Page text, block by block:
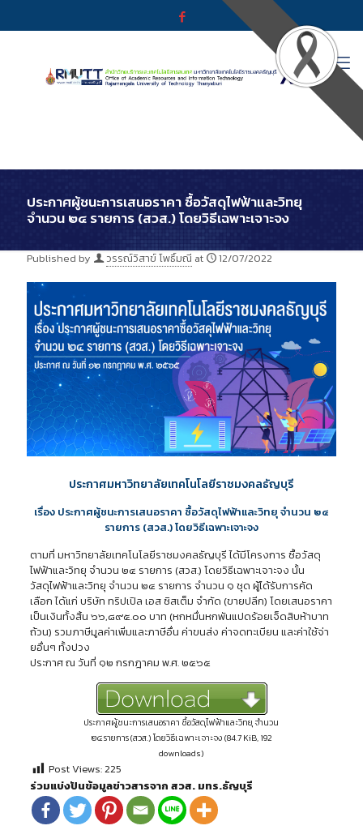
ประกาศผู้ชนะการเสนอราคา ซื้อวัสดุไฟฟ้าและวิทยุ
จำนวน ๒๔ รายการ (สวส.) โดยวิธีเฉพาะเจาะจง
Published by วรรณ์วิสาข์ โพธิ์มณี at 12/07/2022
ประกาศมหาวิทยาลัยเทคโนโลยีราชมงคลธัญบุรี
เรื่อง ประกาศผู้ชนะการเสนอราคา ซื้อวัสดุไฟฟ้าและวิทยุ จำนวน ๒๔
รายการ (สวส.) โดยวิธีเฉพาะเจาะจง
ตามที่ มหาวิทยาลัยเทคโนโลยีราชมงคลธัญบุรี ได้มีโครงการ ซื้อวัสดุ
ไฟฟ้าและวิทยุ จำนวน ๒๔ รายการ (สวส.) โดยวิธีเฉพาะเจาะจง นั้น
วัสดุไฟฟ้าและวิทยุ จำนวน ๒๔ รายการ จำนวน ๑ ชุด ผู้ได้รับการคัด
เลือก ได้แก่ บริษัท ทริปเปิล เอส ซิสเต็ม จำกัด (ขายปลีก) โดยเสนอราคา
เป็นเงินทั้งสิ้น ๖๖,๘๙๕.๐๐ บาท (หกหมื่นหกพันแปดร้อยเจ็ดสิบห้าบาท
ถ้วน) รวมภาษีมูลค่าเพิ่มและภาษีอื่น ค่าขนส่ง ค่าจดทะเบียน และค่าใช้จ่า
ยอื่นๆ ทั้งปวง
ประกาศ ณ วันที่ ๑๒ กรกฎาคม พ.ศ. ๒๕๖๕
ประกาศผู้ชนะการเสนอราคา ซื้อวัสดุไฟฟ้าและวิทยุ จำนวน
๒๔ รายการ (สวส.) โดยวิธีเฉพาะเจาะจง (84.7 KiB, 192
downloads)
Post Views:225
ร่วมแบ่งปันข้อมูลข่าวสารจาก สวส. มทร.ธัญบุรี